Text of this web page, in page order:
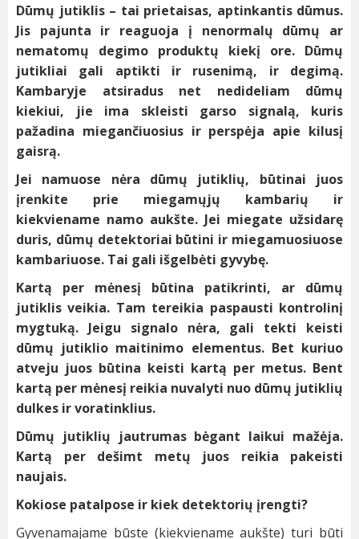
Dūmų jutiklis – tai prietaisas, aptinkantis dūmus.
Jis pajunta ir reaguoja į nenormalų dūmų ar
nematomų degimo produktų kiekį ore. Dūmų
jutikliai gali aptikti ir rusenimą, ir degimą.
Kambaryje atsiradus net nedideliam dūmų
kiekiui, jie ima skleisti garso signalą, kuris
pažadina miegančiuosius ir perspėja apie kilusį
gaisrą.
Jei namuose nėra dūmų jutiklių, būtinai juos
įrenkite prie miegamųjų kambarių ir
kiekviename namo aukšte. Jei miegate užsidarę
duris, dūmų detektoriai būtini ir miegamuosiuose
kambariuose. Tai gali išgelbėti gyvybę.
Kartą per mėnesį būtina patikrinti, ar dūmų
jutiklis veikia. Tam tereikia paspausti kontrolinį
mygtuką. Jeigu signalo nėra, gali tekti keisti
dūmų jutiklio maitinimo elementus. Bet kuriuo
atveju juos būtina keisti kartą per metus. Bent
kartą per mėnesį reikia nuvalyti nuo dūmų jutiklių
dulkes ir voratinklius.
Dūmų jutiklių jautrumas bėgant laikui mažėja.
Kartą per dešimt metų juos reikia pakeisti
naujais.
Kokiose patalpose ir kiek detektorių įrengti?
Gyvenamajame būste (kiekviename aukšte) turi būti